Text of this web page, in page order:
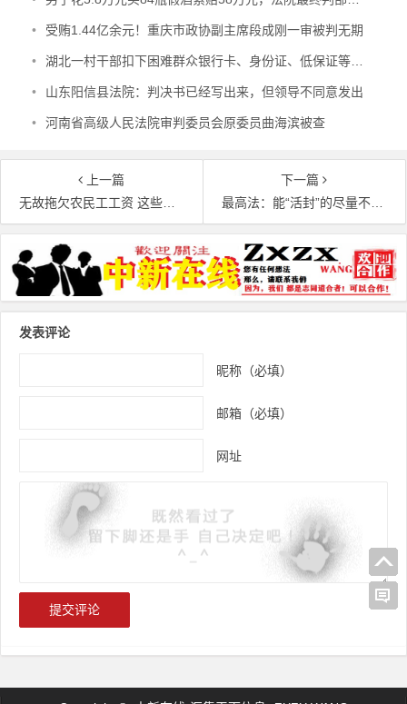
• 受贿1.44亿余元！重庆市政协副主席段成刚一审被判无期
• 湖北一村干部扣下困难群众银行卡、身份证、低保证等7年 每年只给村民500元 涉嫌贪污犯罪被查
• 山东阳信县法院：判决书已经写出来，但领导不同意发出
• 河南省高级人民法院审判委员会原委员曲海滨被查
上一篇
无故拖欠农民工工资 这些企业被列入失信联合惩戒对象名单
下一篇
最高法：能“活封”的尽量不“死封”
发表评论
昵称（必填）
邮箱（必填）
网址